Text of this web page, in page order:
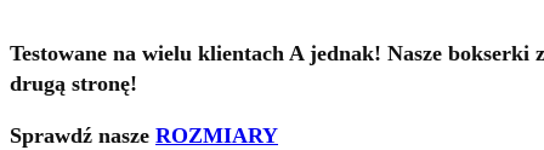
Testowane na wielu klientach A jednak! Nasze
drugą stronę!
Sprawdź nasze ROZMIARY